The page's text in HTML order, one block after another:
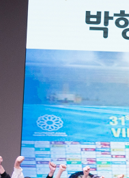
학교상징
학교연혁
교직원현황
학생현황
위치/전화
전경사진